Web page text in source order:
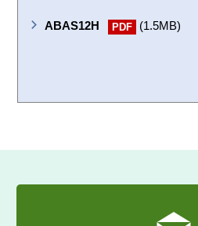
ABAS12H PDF (1.5MB)